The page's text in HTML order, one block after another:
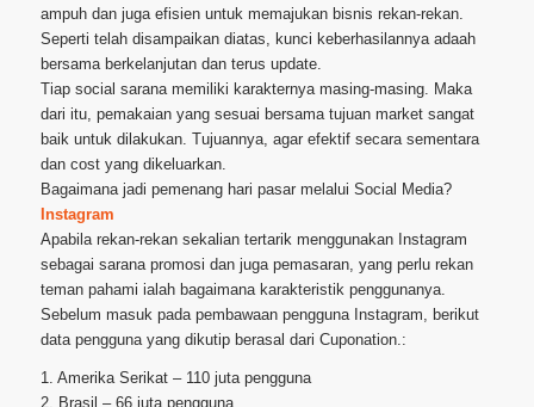
ampuh dan juga efisien untuk memajukan bisnis rekan-rekan.
Seperti telah disampaikan diatas, kunci keberhasilannya adaah
bersama berkelanjutan dan terus update.
Tiap social sarana memiliki karakternya masing-masing. Maka
dari itu, pemakaian yang sesuai bersama tujuan market sangat
baik untuk dilakukan. Tujuannya, agar efektif secara sementara
dan cost yang dikeluarkan.
Bagaimana jadi pemenang hari pasar melalui Social Media?
Instagram
Apabila rekan-rekan sekalian tertarik menggunakan Instagram
sebagai sarana promosi dan juga pemasaran, yang perlu rekan
teman pahami ialah bagaimana karakteristik penggunanya.
Sebelum masuk pada pembawaan pengguna Instagram, berikut
data pengguna yang dikutip berasal dari Cuponation.:
1. Amerika Serikat – 110 juta pengguna
2. Brasil – 66 juta pengguna